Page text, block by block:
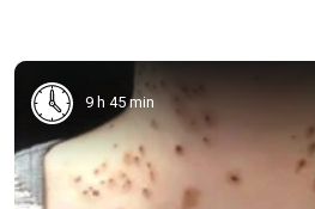
9 h 45 min